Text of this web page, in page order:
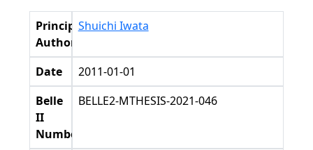
Principal
Authors
Shuichi Iwata
Date
2011-01-01
Belle
II
Number
BELLE2-MTHESIS-2021-046